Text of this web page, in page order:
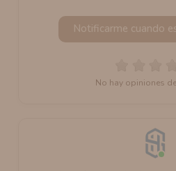
Notificarme cuando
No hay opiniones